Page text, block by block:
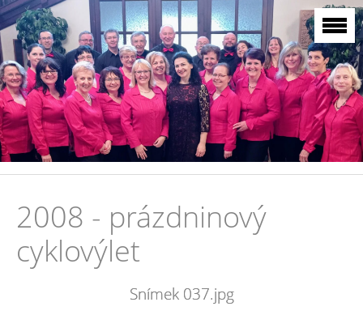
2008 - prázdninový
cyklovýlet
Snímek 037.jpg